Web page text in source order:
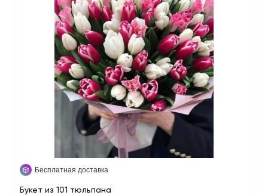
Бесплатная доставка
Букет из 101 тюльпана